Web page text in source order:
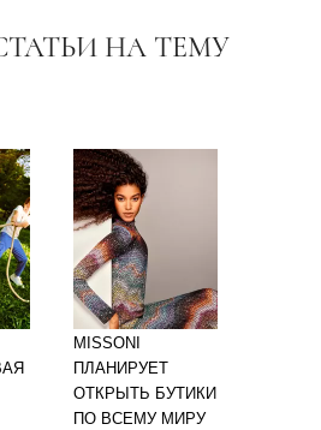
НА ТЕМУ
MISSONI
ПЛАНИРУЕТ
ОТКРЫТЬ БУТИКИ
ПО ВСЕМУ МИРУ